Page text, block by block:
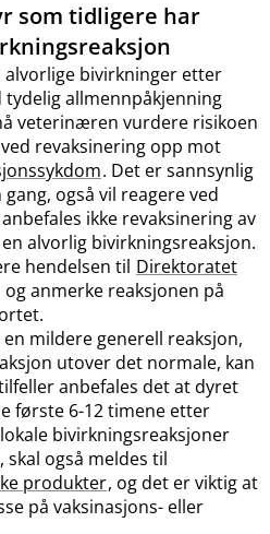
som tidligere har
bivirkninger etter
allmennpåkjenning
veterinæren vurdere risikoen
revaksinering opp mot
. Det er sannsynlig
også vil reagere ved
ikke revaksinering av
alvorlig bivirkningsreaksjon.
hendelsen til Direktoratet
og anmerke reaksjonen på
mildere generell reaksjon,
utover det normale, kan
anbefales det at dyret
første 6-12 timene etter
bivirkningsreaksjoner
også meldes til
produkter, og det er viktig at
på vaksinasjons- eller